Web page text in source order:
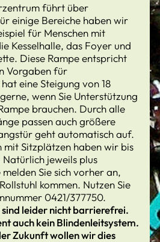
führt über
einige Bereiche haben wir
für Menschen mit
Kesselhalle, das Foyer und
Diese Rampe entspricht
Vorgaben für
eine Steigung von 18
wenn Sie Unterstützung
brauchen. Durch alle
passen auch größere
geht automatisch auf.
mit Sitzplätzen haben wir bis
jeweils plus
Sie sich vorher an,
kommen. Nutzen Sie
0421/377750.
leider nicht barrierefrei.
auch kein Blindenleitsystem.
Zukunft wollen wir dies